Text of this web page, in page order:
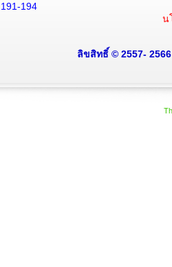
191-194
น
ลิขสิทธิ์ © 2557-